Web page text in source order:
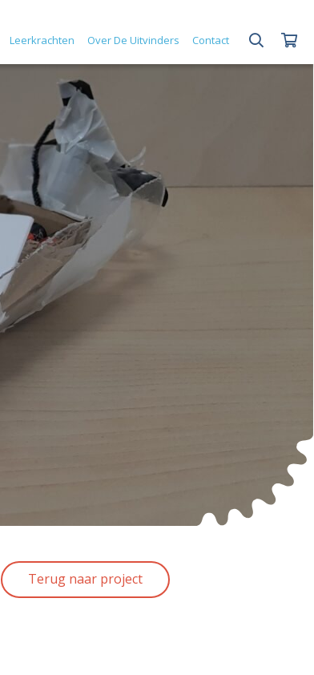
Leerkrachten Over De Uitvinders Contact
Terug naar project